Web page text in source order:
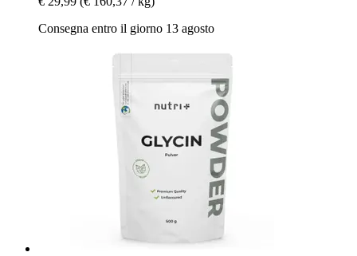
Consegna entro il giorno 13 agosto